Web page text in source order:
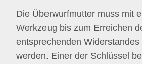
Die Überwurfmutter muss mit
Werkzeug bis zum Erreichen
entsprechenden Widerstandes
werden. Einer der Schlüssel